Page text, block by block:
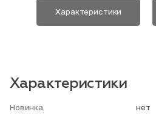
Характеристики
Характеристики
Новинка нет